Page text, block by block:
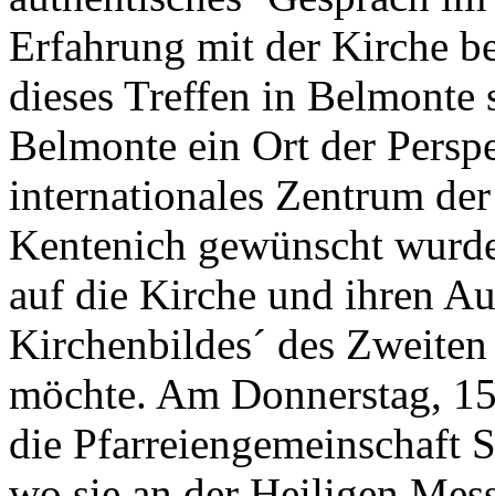
Erfahrung mit der Kirche
dieses Treffen in Belmonte
Belmonte ein Ort der
internationales Zentrum
Kentenich gewünscht
auf die Kirche und ihren
Kirchenbildes´ des
möchte. Am Donnerstag,
die Pfarreiengemeinschaft